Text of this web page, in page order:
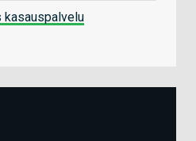
kasauspalvelu